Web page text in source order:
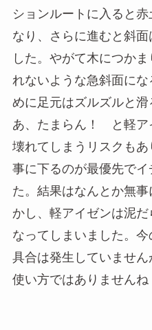
ションルートに入ると
なり、さらに進むと斜
した。やがて木につか
れないような急斜面に
めに足元はズルズルと
あ、たまらん！ と軽ア
壊れてしまうリスクも
事に下るのが最優先で
た。結果はなんとか無
かし、軽アイゼンは泥
なってしまいました。
具合は発生していませ
使い方ではありませんね